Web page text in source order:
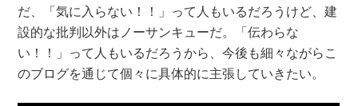
だ、「気に入らない！！」って人もいるだろうけど、建
設的な批判以外はノーサンキューだ。「伝わらな
い！！」って人もいるだろうから、今後も細々ながらこ
のブログを通じて個々に具体的に主張していきたい。